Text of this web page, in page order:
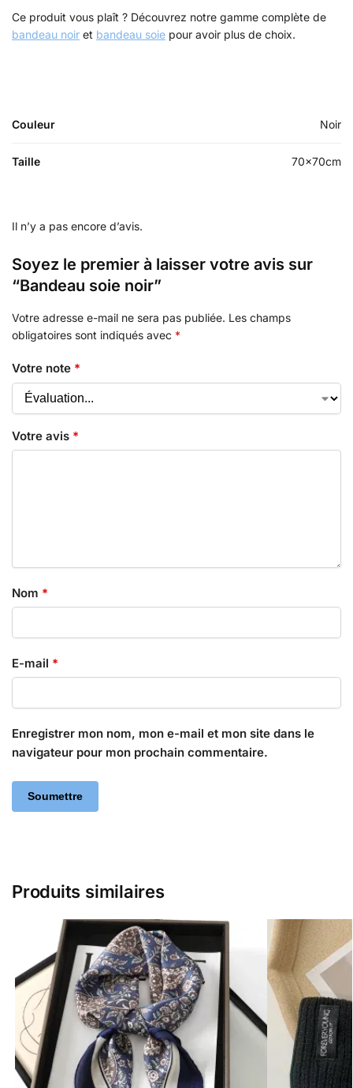
Ce produit vous plaît ? Découvrez notre gamme complète de
bandeau noir et bandeau soie pour avoir plus de choix.
Couleur Noir
Taille 70x70cm
Il n’y a pas encore d’avis.
Soyez le premier à laisser votre avis sur
“Bandeau soie noir”
Votre adresse e-mail ne sera pas publiée. Les champs
obligatoires sont indiqués avec *
Votre note *
Votre avis *
Nom *
E-mail *
Enregistrer mon nom, mon e-mail et mon site dans le
navigateur pour mon prochain commentaire.
Produits similaires